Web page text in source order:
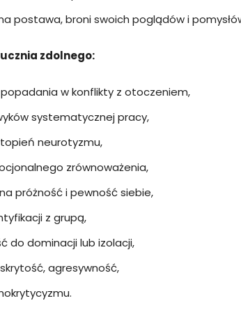
postawa, broni swoich poglądów i
zdolnego:
w konflikty z otoczeniem,
systematycznej pracy,
neurotyzmu,
zrównoważenia,
próżność i pewność siebie,
z grupą,
do dominacji lub izolacji,
agresywność,